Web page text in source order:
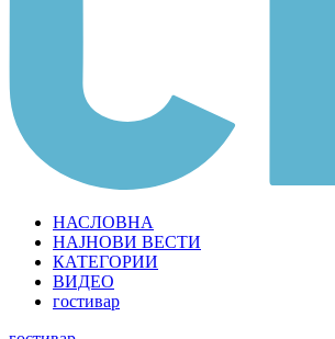
НАСЛОВНА
НАЈНОВИ ВЕСТИ
КАТЕГОРИИ
ВИДЕО
гостивар